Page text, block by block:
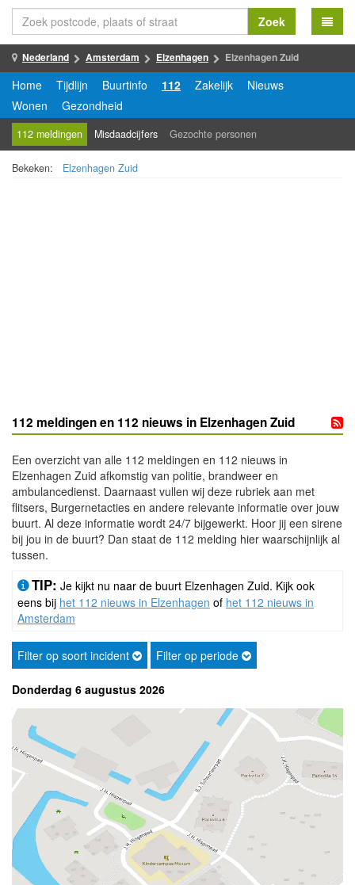
Zoek
Nederland Amsterdam Elzenhagen Elzenhagen Zuid
Home Tijdlijn Buurtinfo 112 Zakelijk
Nieuws
Wonen
Gezondheid
112 meldingen Misdaadcijfers Gezochte personen
Bekeken: Elzenhagen Zuid
112 meldingen en 112 nieuws in Elzenhagen Zuid
Een overzicht van alle 112 meldingen en 112 nieuws in
Elzenhagen Zuid afkomstig van politie, brandweer en
ambulancedienst. Daarnaast vullen wij deze rubriek aan met
flitsers, Burgernetacties en andere relevante informatie over jouw
buurt. Al deze informatie wordt 24/7 bijgewerkt. Hoor jij een sirene
bij jou in de buurt? Dan staat de 112 melding hier waarschijnlijk al
tussen.
TIP: Je kijkt nu naar de buurt Elzenhagen Zuid. Kijk ook
eens bij het 112 nieuws in Elzenhagen of het 112 nieuws in
Amsterdam
Filter op soort incident Filter op periode
Donderdag 6 augustus 2026